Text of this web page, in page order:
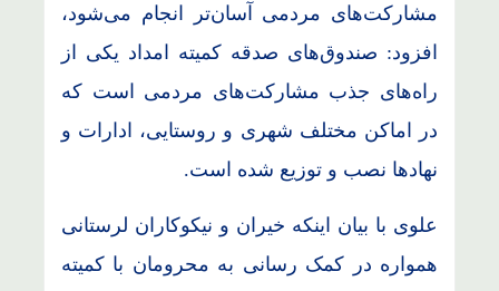
مشارکت‌های مردمی آسان‌تر انجام می‌شود،
افزود: صندوق‌های صدقه کمیته امداد یکی از
راه‌های جذب مشارکت‌های مردمی است که
در اماکن مختلف شهری و روستایی، ادارات و
نهادها نصب و توزیع شده است.
علوی با بیان اینکه خیران و نیکوکاران لرستانی
همواره در کمک رسانی به محرومان با کمیته